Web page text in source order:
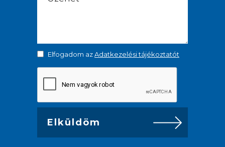
Elfogadom azAdatkezelési tájékoztatót